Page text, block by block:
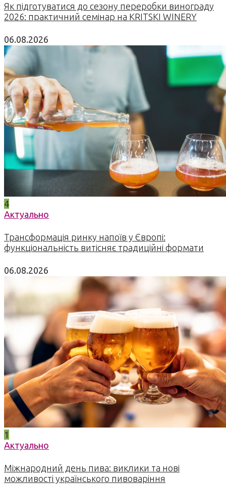
Як підготуватися до сезону переробки винограду
2026: практичний семінар на KRITSKI WINERY
06.08.2026
4
Актуально
Трансформація ринку напоїв у Європі:
функціональність витісняє традиційні формати
06.08.2026
1
Актуально
Міжнародний день пива: виклики та нові
можливості українського пивоваріння